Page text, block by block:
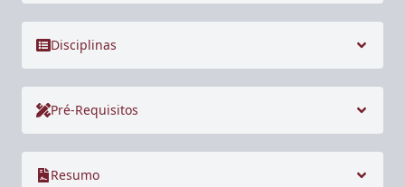
Disciplinas
Pré-Requisitos
Resumo